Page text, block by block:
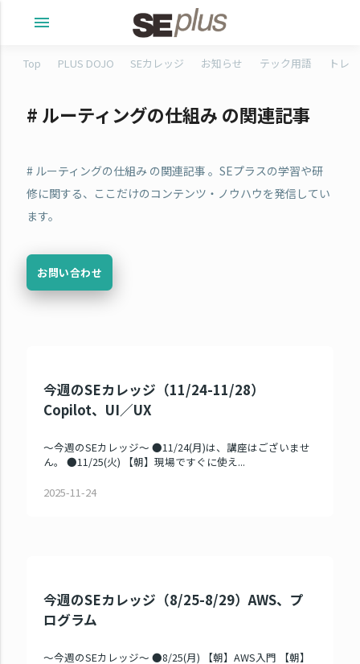
menu
Top PLUS DOJO SEカレッジ お知らせ テック用語 トレ
# ルーティングの仕組み の関連記事
# ルーティングの仕組み の関連記事 。SEプラスの学習や研
修に関する、ここだけのコンテンツ・ノウハウを発信してい
ます。
お問い合わせ
今週のSEカレッジ（11/24-11/28）
Copilot、UI／UX
～今週のSEカレッジ～ ●11/24(月)は、講座はございませ
ん。 ●11/25(火) 【朝】現場ですぐに使え...
2025-11-24
今週のSEカレッジ（8/25-8/29）AWS、プ
ログラム
～今週のSEカレッジ～ ●8/25(月) 【朝】AWS入門 【朝】